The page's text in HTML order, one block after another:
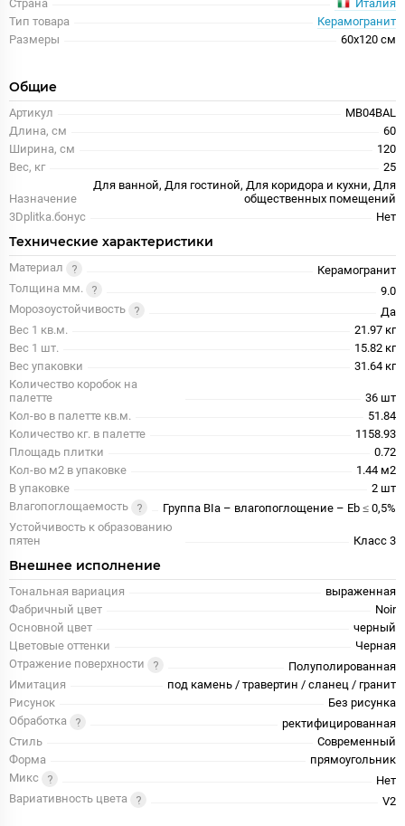
Страна
Италия
Тип товара
Керамогранит
Размеры
60x120 см
Общие
Артикул
MB04BAL
Длина, см
60
Ширина, см
120
Вес, кг
25
Назначение
Для ванной, Для гостиной, Для коридора и кухни, Для
общественных помещений
3Dplitka.бонус
Нет
Технические характеристики
Материал
Керамогранит
Толщина мм.
9.0
Морозоустойчивость
Да
Вес 1 кв.м.
21.97 кг
Вес 1 шт.
15.82 кг
Вес упаковки
31.64 кг
Количество коробок на
палетте
36 шт
Кол-во в палетте кв.м.
51.84
Количество кг. в палетте
1158.93
Площадь плитки
0.72
Кол-во м2 в упаковке
1.44 м2
В упаковке
2 шт
Влагопоглощаемость
Группа BIa – влагопоглощение – Eb ≤ 0,5%
Устойчивость к образованию
пятен
Класс 3
Внешнее исполнение
Тональная вариация
выраженная
Фабричный цвет
Noir
Основной цвет
черный
Цветовые оттенки
Черная
Отражение поверхности
Полуполированная
Имитация
под камень / травертин / сланец / гранит
Рисунок
Без рисунка
Обработка
ректифицированная
Стиль
Современный
Форма
прямоугольник
Микс
Нет
Вариативность цвета
V2